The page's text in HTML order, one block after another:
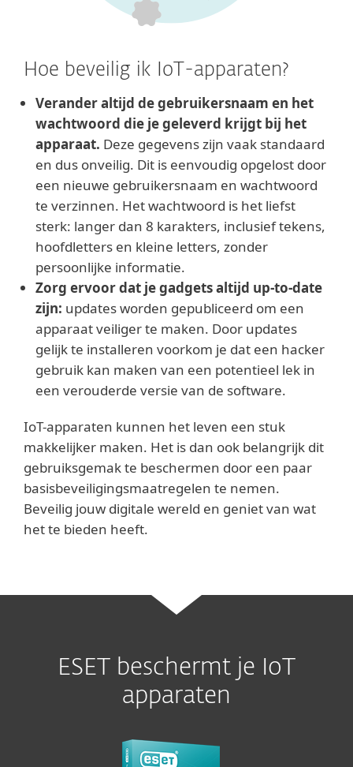
Hoe beveilig ik IoT-apparaten?
Verander altijd de gebruikersnaam en het
wachtwoord die je geleverd krijgt bij het
apparaat. Deze gegevens zijn vaak standaard
en dus onveilig. Dit is eenvoudig opgelost door
een nieuwe gebruikersnaam en wachtwoord
te verzinnen. Het wachtwoord is het liefst
sterk: langer dan 8 karakters, inclusief tekens,
hoofdletters en kleine letters, zonder
persoonlijke informatie.
Zorg ervoor dat je gadgets altijd up-to-date
zijn: updates worden gepubliceerd om een
apparaat veiliger te maken. Door updates
gelijk te installeren voorkom je dat een hacker
gebruik kan maken van een potentieel lek in
een verouderde versie van de software.
IoT-apparaten kunnen het leven een stuk
makkelijker maken. Het is dan ook belangrijk dit
gebruiksgemak te beschermen door een paar
basisbeveiligingsmaatregelen te nemen.
Beveilig jouw digitale wereld en geniet van wat
het te bieden heeft.
ESET beschermt je IoT
apparaten